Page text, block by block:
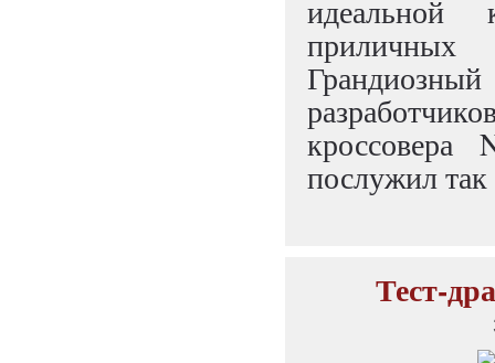
кроссовера
послужил
Тест-